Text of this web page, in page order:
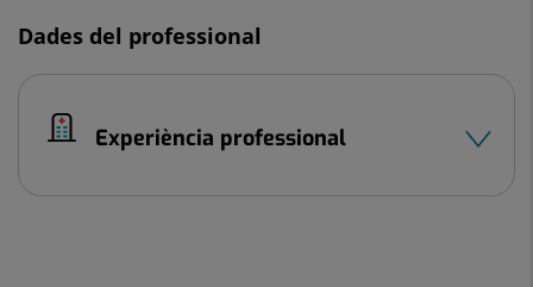
Dades del professional
Experiència professional